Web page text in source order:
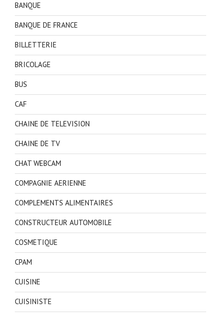
BANQUE
BANQUE DE FRANCE
BILLETTERIE
BRICOLAGE
BUS
CAF
CHAINE DE TELEVISION
CHAINE DE TV
CHAT WEBCAM
COMPAGNIE AERIENNE
COMPLEMENTS ALIMENTAIRES
CONSTRUCTEUR AUTOMOBILE
COSMETIQUE
CPAM
CUISINE
CUISINISTE